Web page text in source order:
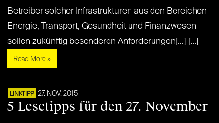
Betreiber solcher Infrastrukturen aus den Bereichen
Energie, Transport, Gesundheit und Finanzwesen
sollen zukünftig besonderen Anforderungen[...] [...]
Read More »
LINKTIPP 27. NOV. 2015
5 Lesetipps für den 27. November